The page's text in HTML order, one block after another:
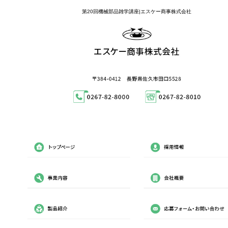
第20回機械部品雑学講座|エスケー商事株式会社